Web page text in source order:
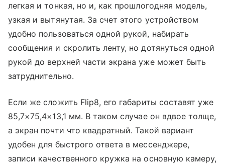
легкая и тонкая, но и, как прошлогодняя модель,
узкая и вытянутая. За счет этого устройством
удобно пользоваться одной рукой, набирать
сообщения и скролить ленту, но дотянуться одной
рукой до верхней части экрана уже может быть
затруднительно.
Если же сложить Flip8, его габариты составят уже
85,7×75,4×13,1 мм. В таком случае он вдвое толще,
а экран почти что квадратный. Такой вариант
удобен для быстрого ответа в мессенджере,
записи качественного кружка на основную камеру,